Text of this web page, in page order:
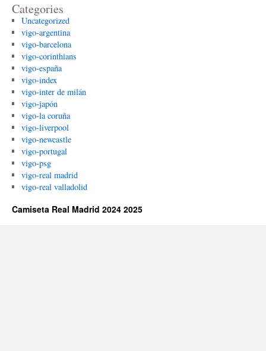
Categories
Uncategorized
vigo-argentina
vigo-barcelona
vigo-corinthians
vigo-españa
vigo-index
vigo-inter de milán
vigo-japón
vigo-la coruña
vigo-liverpool
vigo-newcastle
vigo-portugal
vigo-psg
vigo-real madrid
vigo-real valladolid
Camiseta Real Madrid 2024 2025